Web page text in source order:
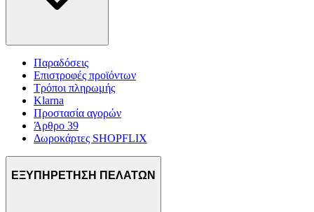
Παραδόσεις
Επιστροφές προϊόντων
Τρόποι πληρωμής
Klarna
Προστασία αγορών
Άρθρο 39
Δωροκάρτες SHOPFLIX
ΕΞΥΠΗΡΕΤΗΣΗ ΠΕΛΑΤΩΝ